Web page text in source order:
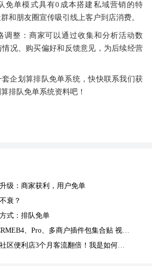
免单模式具有0成本搭建私域营销的特
和朋友圈宣传吸引线上客户到店消费。
调整：商家可以通过收集和分析活动数
况、购买偏好和反馈意见，为后续经营
企划算排队免单系统，快快联系我们获
排队免单系统资料吧！
级：商家获利，用户免单
衰？
式：排队免单
、Pro、多商户插件包集合贴 视频教程
店3个月客流翻倍！我是如何玩转公众号+CRMEB的？